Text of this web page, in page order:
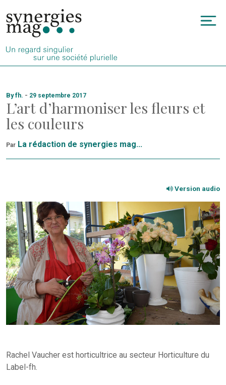
au
contenu
By fh. - 29 septembre 2017
L’art d’harmoniser les fleurs et
les couleurs
Par La rédaction de synergies mag...
Version audio
Rachel Vaucher est horticultrice au secteur Horticulture du
Label-fh.